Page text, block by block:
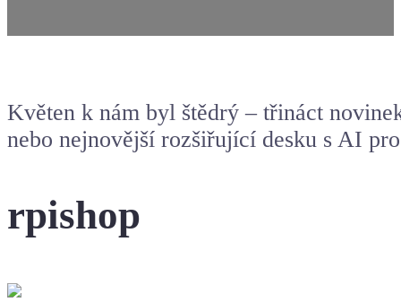
Květen k nám byl štědrý – třináct
nebo nejnovější rozšiřující desku s AI
rpishop